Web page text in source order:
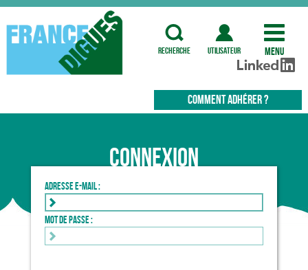
recherche utilisateur Menu
COMMENT ADHÉRER ?
Connexion
Adresse e-mail :
Mot de passe :